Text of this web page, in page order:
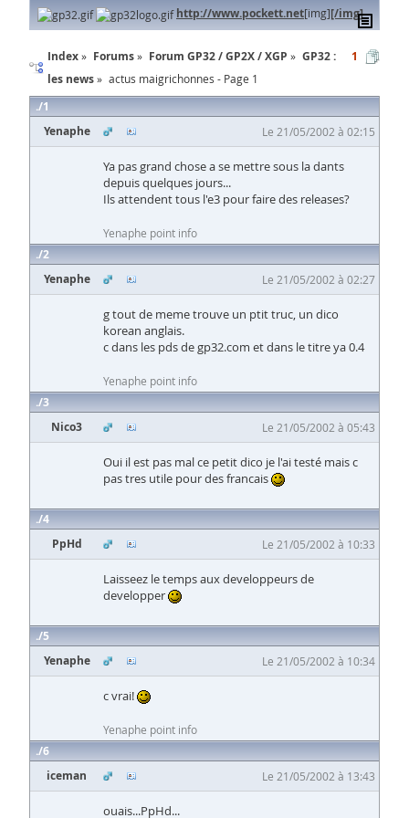
http://www.pockett.net[img][/img]
Index Forums Forum GP32 / GP2X / XGP
GP32 :
les news
actus maigrichonnes - Page 1
1
1
Yenaphe
Le 21/05/2002 à 02:15
Ya pas grand chose a se mettre sous la dants
depuis quelques jours...
Ils attendent tous l'e3 pour faire des releases?
Yenaphe point info
2
Yenaphe
Le 21/05/2002 à 02:27
g tout de meme trouve un ptit truc, un dico
korean anglais.
c dans les pds de gp32.com et dans le titre ya 0.4
Yenaphe point info
3
Nico3
Le 21/05/2002 à 05:43
Oui il est pas mal ce petit dico je l'ai testé mais c
pas tres utile pour des francais
4
PpHd
Le 21/05/2002 à 10:33
Laisseez le temps aux developpeurs de
developper
5
Yenaphe
Le 21/05/2002 à 10:34
c vrai!
Yenaphe point info
6
iceman
Le 21/05/2002 à 13:43
ouais...PpHd...